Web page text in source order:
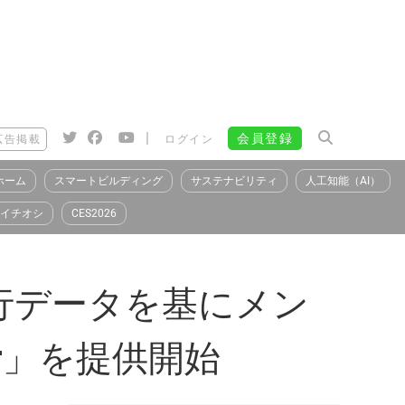
告掲載 | ログイン 会員登録
ーム スマートビルディング サステナビリティ 人工知能（AI）
イチオシ CES2026
ータを基にメン
を提供開始